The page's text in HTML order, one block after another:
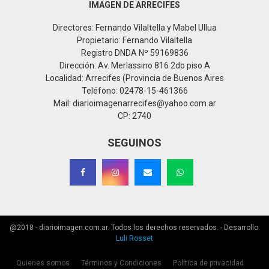
IMAGEN DE ARRECIFES
Directores: Fernando Vilaltella y Mabel Ullua
Propietario: Fernando Vilaltella
Registro DNDA Nº 59169836
Dirección: Av. Merlassino 816 2do piso A
Localidad: Arrecifes (Provincia de Buenos Aires
Teléfono: 02478-15-461366
Mail: diarioimagenarrecifes@yahoo.com.ar
CP: 2740
SEGUINOS
@2018 - diarioimagen.com.ar. Todos los derechos reservados. - Desarrollo:
Luli Rosset
Quienes somos Términos y Condiciones Política de privacidad